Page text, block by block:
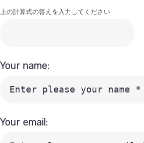
上の計算式の答えを入力してください
Your name:
Your email: